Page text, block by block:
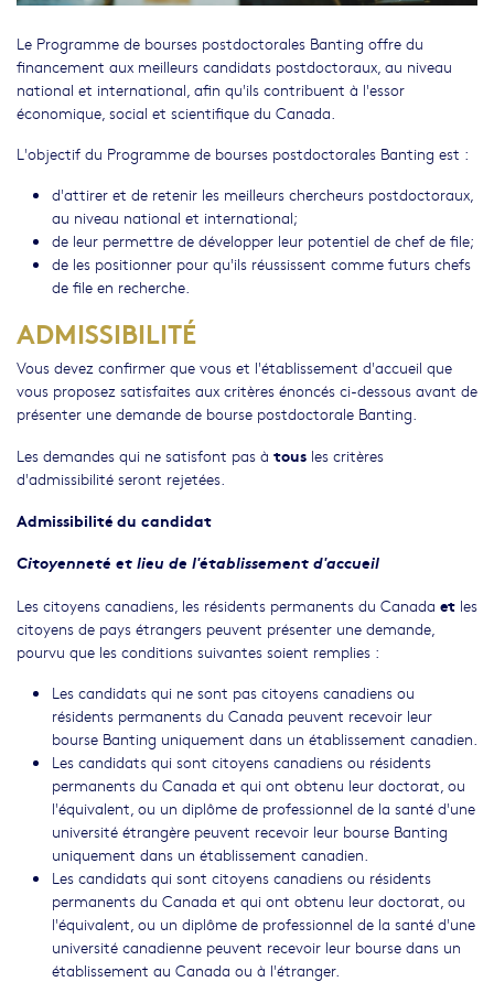
Le Programme de bourses postdoctorales Banting offre du
financement aux meilleurs candidats postdoctoraux, au niveau
national et international, afin qu'ils contribuent à l'essor
économique, social et scientifique du Canada.
L'objectif du Programme de bourses postdoctorales Banting est :
d'attirer et de retenir les meilleurs chercheurs postdoctoraux,
au niveau national et international;
de leur permettre de développer leur potentiel de chef de file;
de les positionner pour qu'ils réussissent comme futurs chefs
de file en recherche.
ADMISSIBILITÉ
Vous devez confirmer que vous et l'établissement d'accueil que
vous proposez satisfaites aux critères énoncés ci-dessous avant de
présenter une demande de bourse postdoctorale Banting.
Les demandes qui ne satisfont pas à tous les critères
d'admissibilité seront rejetées.
Admissibilité du candidat
Citoyenneté et lieu de l'établissement d'accueil
Les citoyens canadiens, les résidents permanents du Canada et les
citoyens de pays étrangers peuvent présenter une demande,
pourvu que les conditions suivantes soient remplies :
Les candidats qui ne sont pas citoyens canadiens ou
résidents permanents du Canada peuvent recevoir leur
bourse Banting uniquement dans un établissement canadien.
Les candidats qui sont citoyens canadiens ou résidents
permanents du Canada et qui ont obtenu leur doctorat, ou
l'équivalent, ou un diplôme de professionnel de la santé d'une
université étrangère peuvent recevoir leur bourse Banting
uniquement dans un établissement canadien.
Les candidats qui sont citoyens canadiens ou résidents
permanents du Canada et qui ont obtenu leur doctorat, ou
l'équivalent, ou un diplôme de professionnel de la santé d'une
université canadienne peuvent recevoir leur bourse dans un
établissement au Canada ou à l'étranger.